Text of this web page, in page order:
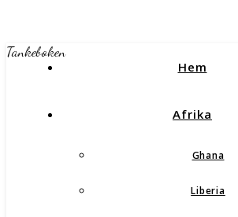
Tankeboken
Hem
Afrika
Ghana
Liberia